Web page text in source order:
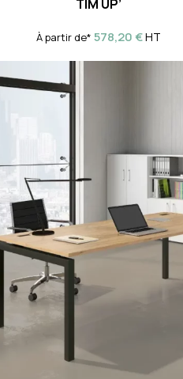
TIM UP’
À partir de* 578,20€HT